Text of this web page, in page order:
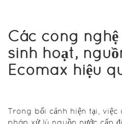
nước
cấp
Ecomax
quả
Các công
sinh hoạt,
Ecomax hiệu
Trong bối cảnh hiện tại,
pháp xử lý nguồn nước cấp